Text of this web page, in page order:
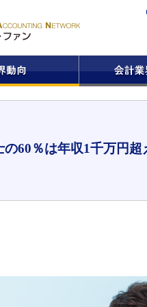
の60％は年収1千万円